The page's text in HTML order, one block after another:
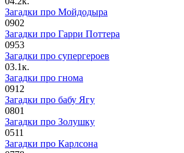
Загадки про Мойдодыра
0902
Загадки про Гарри Поттера
0953
Загадки про супергероев
03.1к.
Загадки про гнома
0912
Загадки про бабу Ягу
0801
Загадки про Золушку
0511
Загадки про Карлсона